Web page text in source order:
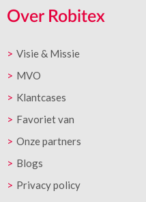
Over Robitex
Visie & Missie
MVO
Klantcases
Favoriet van
Onze partners
Blogs
Privacy policy